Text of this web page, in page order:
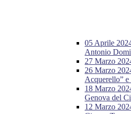
05 Aprile
Antonio
27 Marzo
26 Marzo
Acquerello”
18 Marzo
Genova del
12 Marzo